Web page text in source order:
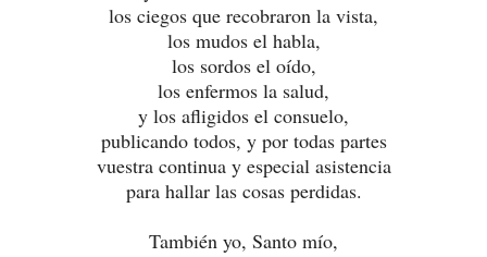
los ciegos que recobraron la vista,
los mudos el habla,
los sordos el oído,
los enfermos la salud,
y los afligidos el consuelo,
publicando todos, y por todas partes
vuestra continua y especial asistencia
para hallar las cosas perdidas.
También yo, Santo mío,